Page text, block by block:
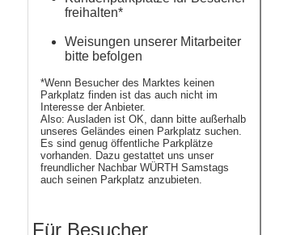
freihalten*
Weisungen unserer Mitarbeiter
bitte befolgen
*Wenn Besucher des Marktes keinen
Parkplatz finden ist das auch nicht im
Interesse der Anbieter.
Also: Ausladen ist OK, dann bitte außerhalb
unseres Geländes einen Parkplatz suchen.
Es sind genug öffentliche Parkplätze
vorhanden. Dazu gestattet uns unser
freundlicher Nachbar WÜRTH Samstags
auch seinen Parkplatz anzubieten.
Für Besucher